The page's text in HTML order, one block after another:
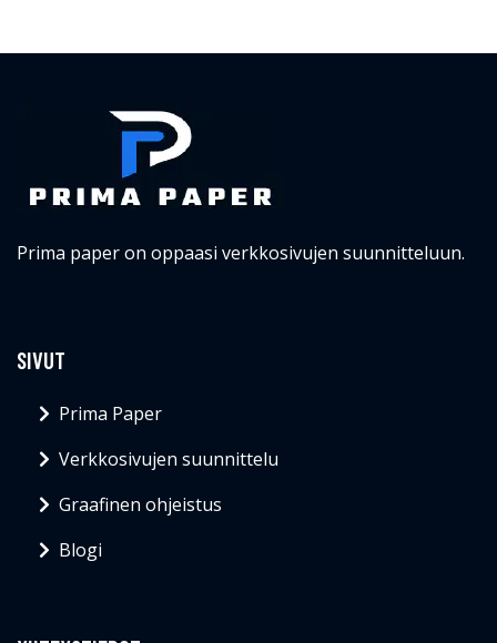
Prima paper on oppaasi verkkosivujen suunnitteluun.
SIVUT
Prima Paper
Verkkosivujen suunnittelu
Graafinen ohjeistus
Blogi